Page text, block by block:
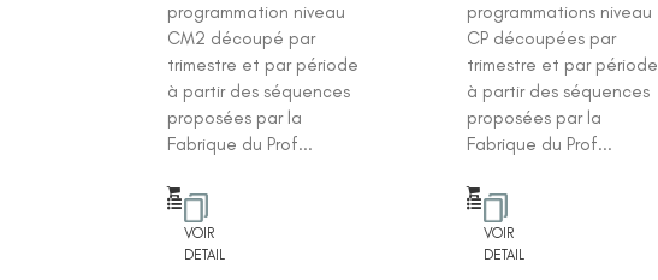
programmation niveau
CM2 découpé par
trimestre et par période
à partir des séquences
proposées par la
Fabrique du Prof...
VOIR
DETAIL
programmations niveau
CP découpées par
trimestre et par période
à partir des séquences
proposées par la
Fabrique du Prof...
VOIR
DETAIL